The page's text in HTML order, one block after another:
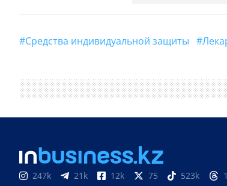
#Средства индивидуальной защиты
247k 21k 12k 75 523k